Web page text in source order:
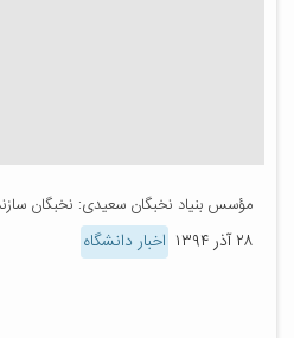
مؤسس بنیاد نخبگان سعیدی: نخبگان
۲۸ آذر ۱۳۹۴ اخبار دانشگاه